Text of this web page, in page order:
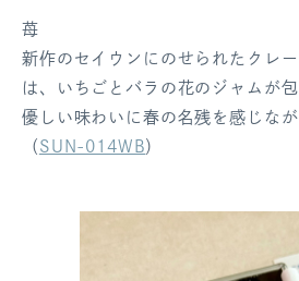
苺
新作のセイウンにのせられたクレ
は、いちごとバラの花のジャムが包
優しい味わいに春の名残を感じな
（ SUN-014WB ）